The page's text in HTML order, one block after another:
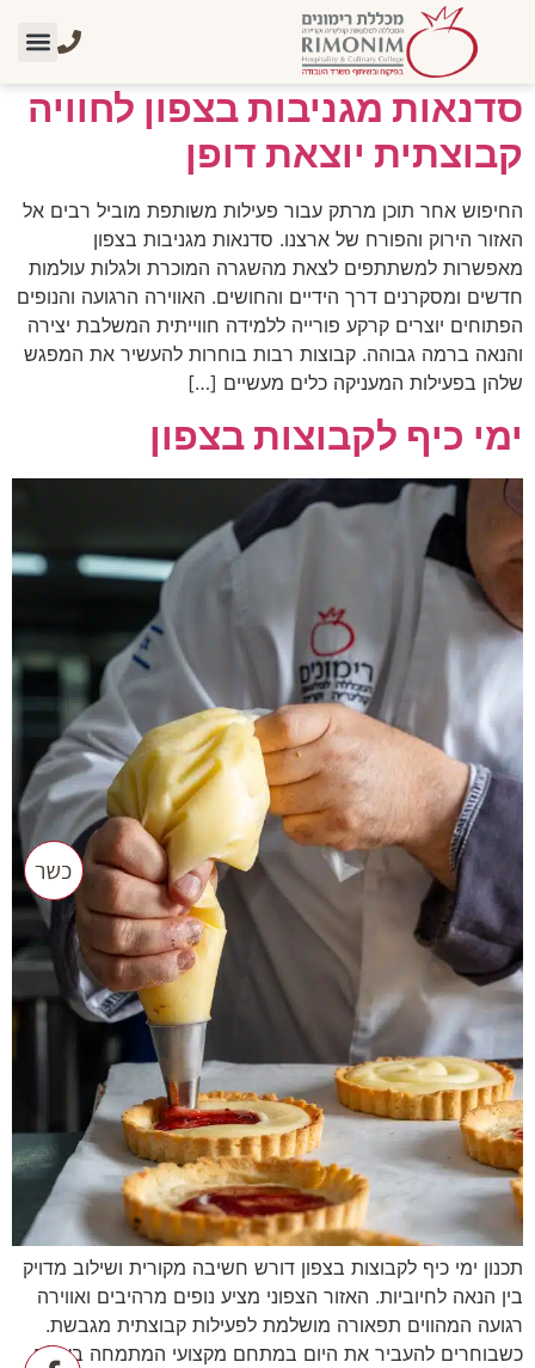
קטגוריה:מאמרים
סדנאות מגניבות בצפון לחוויה
קבוצתית יוצאת דופן
החיפוש אחר תוכן מרתק עבור פעילות משותפת מוביל רבים אל
האזור הירוק והפורח של ארצנו. סדנאות מגניבות בצפון
מאפשרות למשתתפים לצאת מהשגרה המוכרת ולגלות עולמות
חדשים ומסקרנים דרך הידיים והחושים. האווירה הרגועה והנופים
הפתוחים יוצרים קרקע פורייה ללמידה חווייתית המשלבת יצירה
והנאה ברמה גבוהה. קבוצות רבות בוחרות להעשיר את המפגש
שלהן בפעילות המעניקה כלים מעשיים […]
ימי כיף לקבוצות בצפון
תכנון ימי כיף לקבוצות בצפון דורש חשיבה מקורית ושילוב מדויק
בין הנאה לחיוביות. האזור הצפוני מציע נופים מרהיבים ואווירה
רגועה המהווים תפאורה מושלמת לפעילות קבוצתית מגבשת.
כשבוחרים להעביר את היום במתחם מקצועי המתמחה בעולם